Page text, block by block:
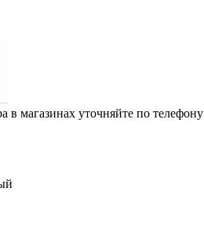
в магазинах уточняйте по телефону